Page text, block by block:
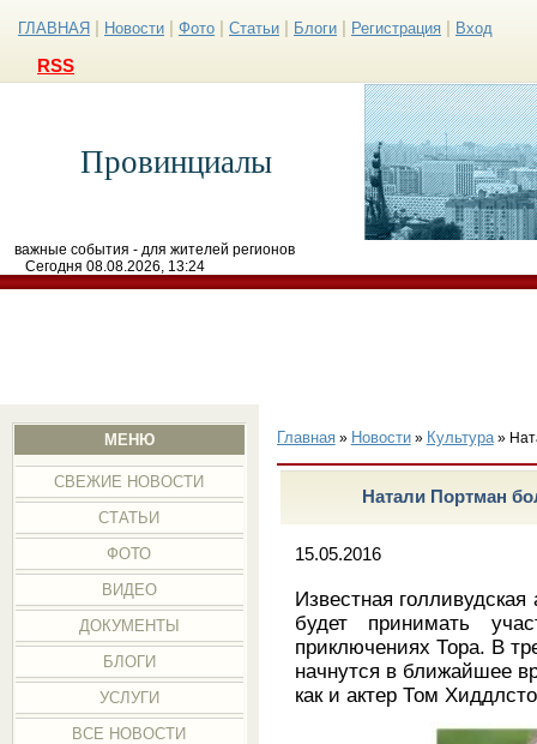
ГЛАВНАЯ Новости Фото Статьи Блоги Регистрация Вход
RSS
Провинциалы
важные события - для жителей регионов
Сегодня 08.08.2026, 13:24
МЕНЮ
СВЕЖИЕ НОВОСТИ
СТАТЬИ
ФОТО
ВИДЕО
ДОКУМЕНТЫ
БЛОГИ
УСЛУГИ
ВСЕ НОВОСТИ
Главная» Новости» Культура»
Натали Портман
15.05.2016
Известная
будет принимать
приключениях Тора. В
начнутся в ближайшее
как и актер Том